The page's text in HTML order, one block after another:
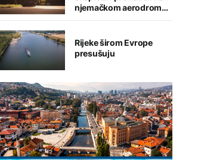
njemačkom aerodromu,
sumnja se na Rusiju
Rijeke širom Evrope
presušuju